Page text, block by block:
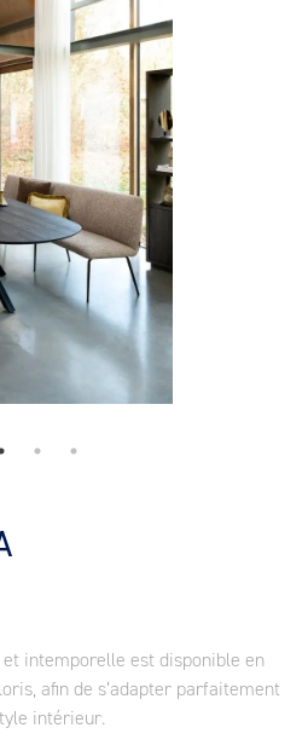
intemporelle est disponible en
afin de s’adapter parfaitement
intérieur.